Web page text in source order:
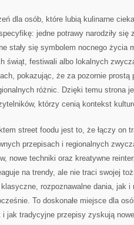
dla osób, które lubią kulinarne
jedne potrawy narodziły się
stały się symbolem nocnego życia
świąt, festiwali albo lokalnych
pokazując, że za pozornie prostą
różnic. Dzięki temu strona
którzy cenią kontekst
street foodu jest to, że łączy on
przepisach i regionalnych
nowe techniki oraz kreatywne
na trendy, ale nie traci swojej
rozpoznawalne dania, jak i
To doskonałe miejsce dla
jak tradycyjne przepisy zyskują